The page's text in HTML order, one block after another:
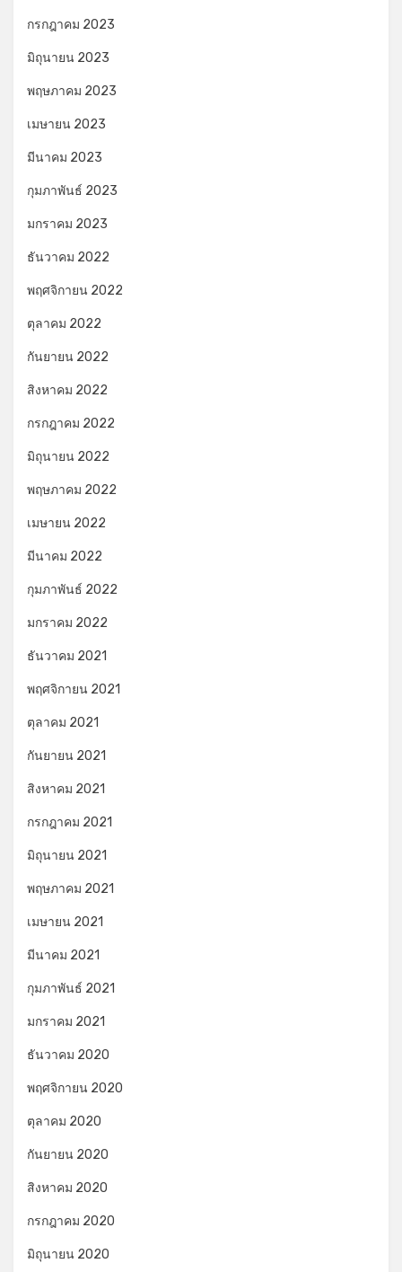
กรกฎาคม 2023
มิถุนายน 2023
พฤษภาคม 2023
เมษายน 2023
มีนาคม 2023
กุมภาพันธ์ 2023
มกราคม 2023
ธันวาคม 2022
พฤศจิกายน 2022
ตุลาคม 2022
กันยายน 2022
สิงหาคม 2022
กรกฎาคม 2022
มิถุนายน 2022
พฤษภาคม 2022
เมษายน 2022
มีนาคม 2022
กุมภาพันธ์ 2022
มกราคม 2022
ธันวาคม 2021
พฤศจิกายน 2021
ตุลาคม 2021
กันยายน 2021
สิงหาคม 2021
กรกฎาคม 2021
มิถุนายน 2021
พฤษภาคม 2021
เมษายน 2021
มีนาคม 2021
กุมภาพันธ์ 2021
มกราคม 2021
ธันวาคม 2020
พฤศจิกายน 2020
ตุลาคม 2020
กันยายน 2020
สิงหาคม 2020
กรกฎาคม 2020
มิถุนายน 2020